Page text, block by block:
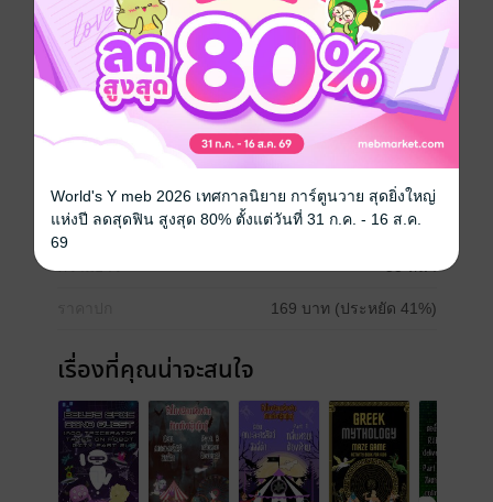
Happiness
ปลดล็อกความสุข: 50 คำคมเพื่อความสงบและความสุข
ภายใน
พัฒนาตนเอง
วันที่วางขาย 19 มิถุนายน 2567
169 บาท (ประหยัด 41%)
เรื่องที่คุณน่าจะสนใจ
World's Y meb 2026 เทศกาลนิยาย การ์ตูนวาย สุดยิ่งใหญ่
แห่งปี ลดสุดฟิน สูงสุด 80% ตั้งแต่วันที่ 31 ก.ค. - 16 ส.ค.
69